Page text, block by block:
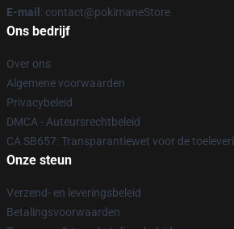
E-mail : contact@pokimaneStore
Ons bedrijf
Over ons
Algemene voorwaarden
Privacybeleid
DMCA - Auteursrechtbeleid
CA SB657: Transparantiewet voor de
Onze steun
Verzend- en leveringsbeleid
Betalingsvoorwaarden